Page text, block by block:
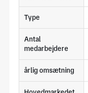
Type
Antal
medarbejdere
årlig omsætning